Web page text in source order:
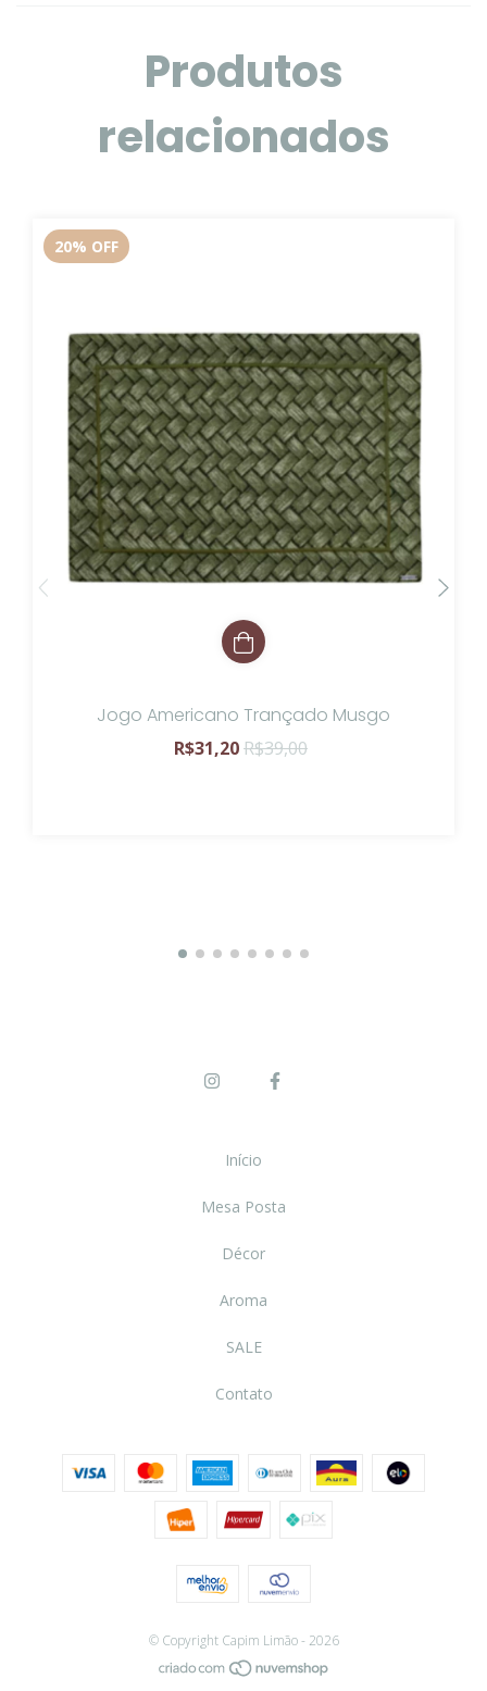
Produtos
relacionados
20% OFF
Jogo Americano Trançado Musgo
R$31,20R$39,00
Início
Mesa Posta
Décor
Aroma
SALE
Contato
© Copyright Capim Limão - 2026